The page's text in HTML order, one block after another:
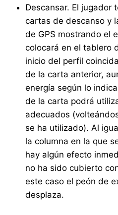
Descansar. El jugador
cartas de descanso y
de GPS mostrando el
colocará en el tablero
inicio del perfil
de la carta anterior,
energía según lo
de la carta podrá
adecuados
se ha utilizado). Al
la columna en la que
hay algún efecto
no ha sido cubierto
este caso el peón de
desplaza.